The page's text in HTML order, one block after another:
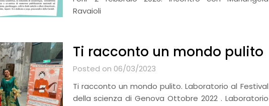
Ravaioli
Ti racconto un mondo pulito
Posted on 06/03/2023
Ti racconto un mondo pulito. Laboratorio al Festival
della scienza di Genova Ottobre 2022 . Laboratorio